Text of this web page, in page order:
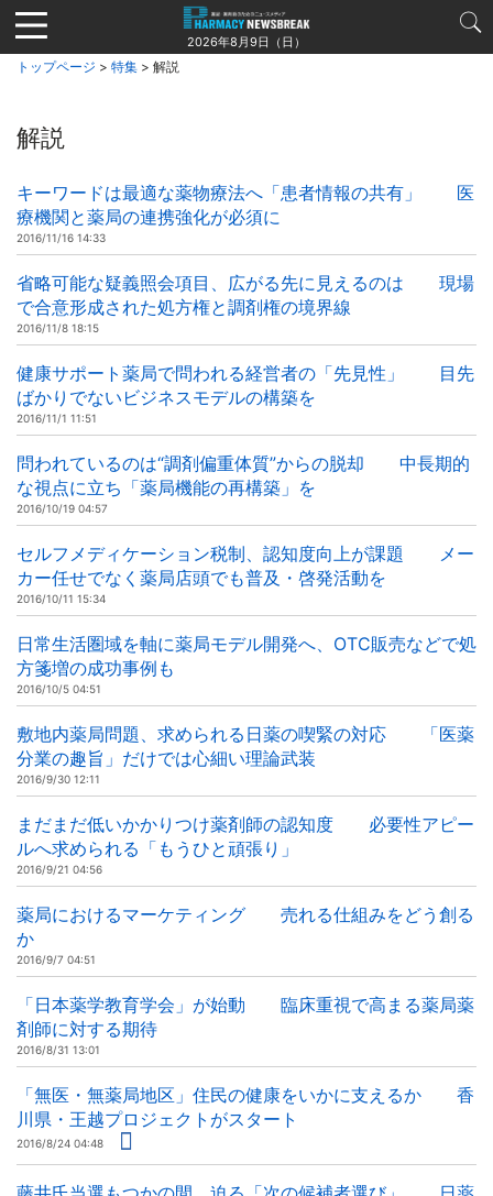
Jump
to
navigation
2026年8月9日（日）
トップページ > 特集 > 解説
解説
キーワードは最適な薬物療法へ「患者情報の共有」 医
療機関と薬局の連携強化が必須に
2016/11/16 14:33
省略可能な疑義照会項目、広がる先に見えるのは 現場
で合意形成された処方権と調剤権の境界線
2016/11/8 18:15
健康サポート薬局で問われる経営者の「先見性」 目先
ばかりでないビジネスモデルの構築を
2016/11/1 11:51
問われているのは“調剤偏重体質”からの脱却 中長期的
な視点に立ち「薬局機能の再構築」を
2016/10/19 04:57
セルフメディケーション税制、認知度向上が課題 メー
カー任せでなく薬局店頭でも普及・啓発活動を
2016/10/11 15:34
日常生活圏域を軸に薬局モデル開発へ、OTC販売などで処
方箋増の成功事例も
2016/10/5 04:51
敷地内薬局問題、求められる日薬の喫緊の対応 「医薬
分業の趣旨」だけでは心細い理論武装
2016/9/30 12:11
まだまだ低いかかりつけ薬剤師の認知度 必要性アピー
ルへ求められる「もうひと頑張り」
2016/9/21 04:56
薬局におけるマーケティング 売れる仕組みをどう創る
か
2016/9/7 04:51
「日本薬学教育学会」が始動 臨床重視で高まる薬局薬
剤師に対する期待
2016/8/31 13:01
「無医・無薬局地区」住民の健康をいかに支えるか 香
川県・王越プロジェクトがスタート
2016/8/24 04:48